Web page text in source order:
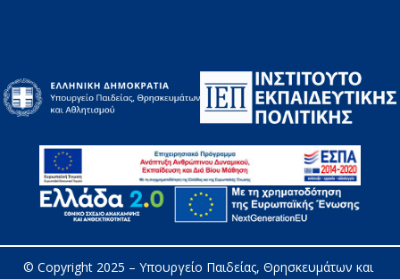
© Copyright 2025 – Υπουργείο Παιδείας, Θρησκευμάτων και